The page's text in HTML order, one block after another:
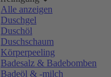
Alle anzeigen
Duschgel
Duschöl
Duschschaum
Körperpeeling
Badesalz & Badebomben
Badeöl & -milch